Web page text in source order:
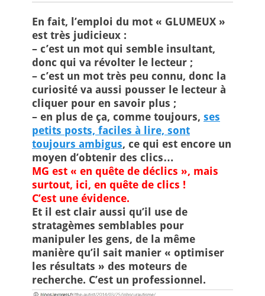
En fait, l’emploi du mot « GLUMEUX »
est très judicieux :
– c’est un mot qui semble insultant,
donc qui va révolter le lecteur ;
– c’est un mot très peu connu, donc la
curiosité va aussi pousser le lecteur à
cliquer pour en savoir plus ;
– en plus de ça, comme toujours, ses
petits posts, faciles à lire, sont
toujours ambigus, ce qui est encore un
moyen d’obtenir des clics…
MG est « en quête de déclics », mais
surtout, ici, en quête de clics !
C’est une évidence.
Et il est clair aussi qu’il use de
stratagèmes semblables pour
manipuler les gens, de la même
manière qu’il sait manier « optimiser
les résultats » des moteurs de
recherche. C’est un professionnel.